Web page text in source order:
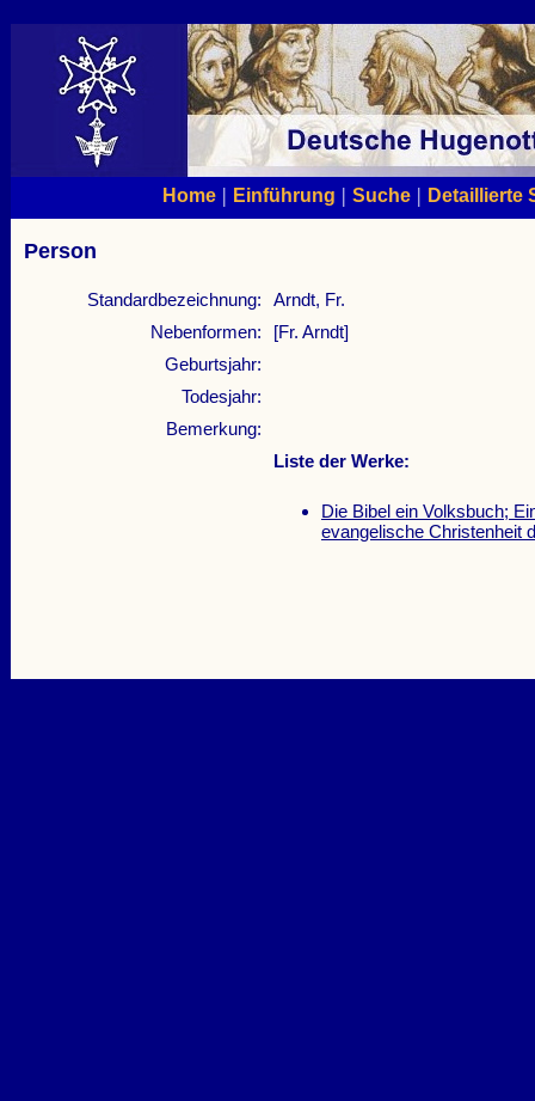
Home| Einführung | Suche| Detaillierte
Person
Standardbezeichnung:
Arndt, Fr.
Nebenformen:
[Fr. Arndt]
Geburtsjahr:
Todesjahr:
Bemerkung:
Liste der Werke:
Die Bibel ein Volksbuch;
evangelische Christenheit